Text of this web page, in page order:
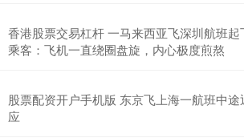
香港股票交易杠杆 一马来西亚飞深圳航班起
乘客：飞机一直绕圈盘旋，内心极度煎熬
股票配资开户手机版 东京飞上海一航班中
应